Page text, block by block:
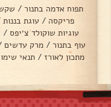
תפוח אדמה בתנור/
פריקסה / עוגת בננות
עוגיות שוקולד צ׳יפס /
עוף בתנור / מרק עדשים
מתכון לאורז / תנאי